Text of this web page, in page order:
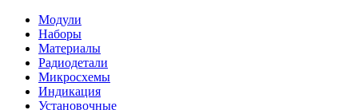
Модули
Наборы
Материалы
Радиодетали
Микросхемы
Индикация
Установочные